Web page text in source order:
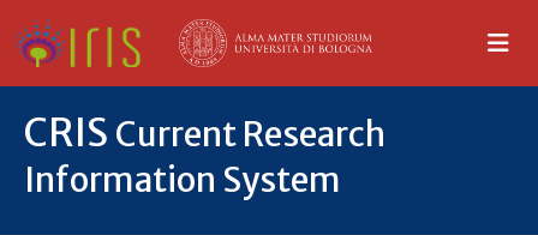
CRIS Current Research
Information System